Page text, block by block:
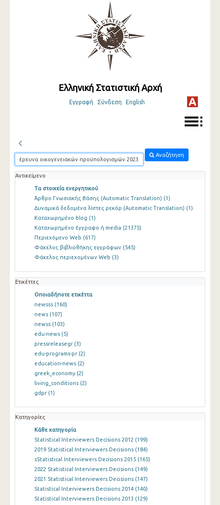
Ελληνική Στατιστική Αρχή
Εγγραφή Σύνδεση English
Αναζήτηση
Αντικείμενο
Τα στοιχεία ενεργητικού
Άρθρο Γνωσιακής Βάσης (Automatic Translation) (1)
Δυναμικά δεδομένα λίστες ρεκόρ (Automatic Translation) (1)
Καταχωρημένο blog (1)
Καταχωρημένο έγγραφο ή media (21375)
Περιεχόμενο Web (617)
Φάκελος βιβλιοθήκης εγγράφων (545)
Φάκελος περιεχομένων Web (3)
Ετικέττες
Οποιαδήποτε ετικέττα
newsss (160)
news (107)
newss (103)
edu-news (5)
pressreleasegr (3)
edu-programs-pr (2)
education-news (2)
greek_economy (2)
living_conditions (2)
gdpr (1)
Κατηγορίες
Κάθε κατηγορία
Statistical Interviewers Decisions 2012 (199)
2019 Statistical Interviewers Decisions (184)
sStatistical Interviewers Decisions 2015 (165)
2022 Statistical Interviewers Decisions (149)
2021 Statistical Interviewers Decisions (147)
Statistical Interviewers Decisions 2014 (140)
Statistical Interviewers Decisions 2013 (129)